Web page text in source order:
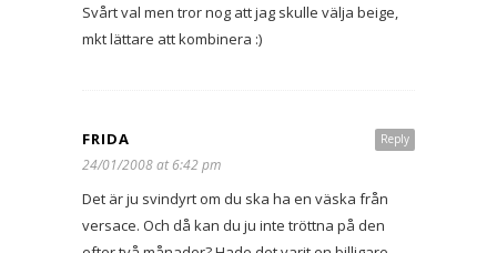
Svårt val men tror nog att jag skulle välja beige,
mkt lättare att kombinera :)
Reply
FRIDA
24/01/2008 at 6:42 pm
Det är ju svindyrt om du ska ha en väska från
versace. Och då kan du ju inte tröttna på den